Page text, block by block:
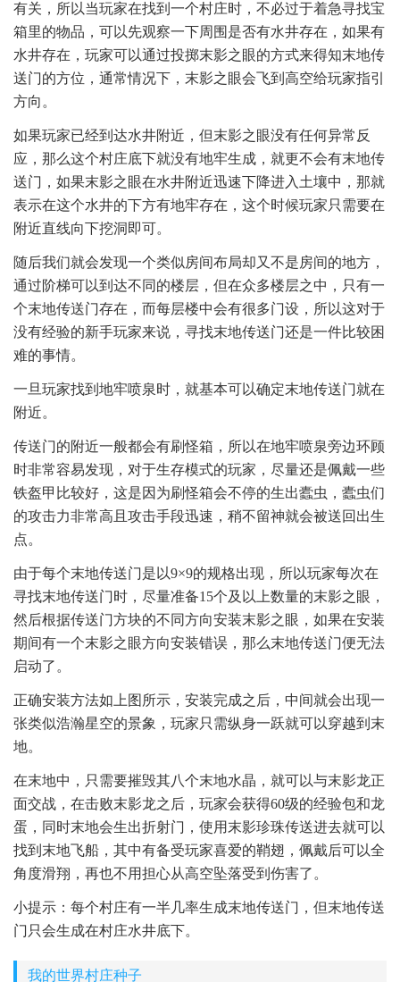
有关，所以当玩家在找到一个村庄时，不必过于着急寻找宝
箱里的物品，可以先观察一下周围是否有水井存在，如果有
水井存在，玩家可以通过投掷末影之眼的方式来得知末地传
送门的方位，通常情况下，末影之眼会飞到高空给玩家指引
方向。
如果玩家已经到达水井附近，但末影之眼没有任何异常反
应，那么这个村庄底下就没有地牢生成，就更不会有末地传
送门，如果末影之眼在水井附近迅速下降进入土壤中，那就
表示在这个水井的下方有地牢存在，这个时候玩家只需要在
附近直线向下挖洞即可。
随后我们就会发现一个类似房间布局却又不是房间的地方，
通过阶梯可以到达不同的楼层，但在众多楼层之中，只有一
个末地传送门存在，而每层楼中会有很多门设，所以这对于
没有经验的新手玩家来说，寻找末地传送门还是一件比较困
难的事情。
一旦玩家找到地牢喷泉时，就基本可以确定末地传送门就在
附近。
传送门的附近一般都会有刷怪箱，所以在地牢喷泉旁边环顾
时非常容易发现，对于生存模式的玩家，尽量还是佩戴一些
铁盔甲比较好，这是因为刷怪箱会不停的生出蠹虫，蠹虫们
的攻击力非常高且攻击手段迅速，稍不留神就会被送回出生
点。
由于每个末地传送门是以9×9的规格出现，所以玩家每次在
寻找末地传送门时，尽量准备15个及以上数量的末影之眼，
然后根据传送门方块的不同方向安装末影之眼，如果在安装
期间有一个末影之眼方向安装错误，那么末地传送门便无法
启动了。
正确安装方法如上图所示，安装完成之后，中间就会出现一
张类似浩瀚星空的景象，玩家只需纵身一跃就可以穿越到末
地。
在末地中，只需要摧毁其八个末地水晶，就可以与末影龙正
面交战，在击败末影龙之后，玩家会获得60级的经验包和龙
蛋，同时末地会生出折射门，使用末影珍珠传送进去就可以
找到末地飞船，其中有备受玩家喜爱的鞘翅，佩戴后可以全
角度滑翔，再也不用担心从高空坠落受到伤害了。
小提示：每个村庄有一半几率生成末地传送门，但末地传送
门只会生成在村庄水井底下。
我的世界村庄种子